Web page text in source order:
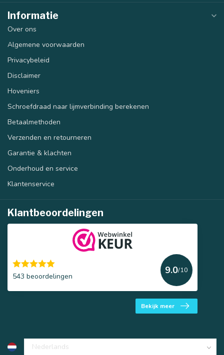
Informatie
Over ons
Algemene voorwaarden
Privacybeleid
Disclaimer
Hoveniers
Schroefdraad naar lijmverbinding berekenen
Betaalmethoden
Verzenden en retourneren
Garantie & klachten
Onderhoud en service
Klantenservice
Klantbeoordelingen
543 beoordelingen
9.0/10
Bekijk meer